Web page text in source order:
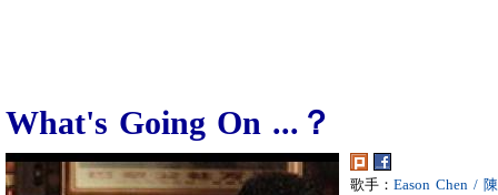
What's Going On ...？
歌手： Eason Chen /